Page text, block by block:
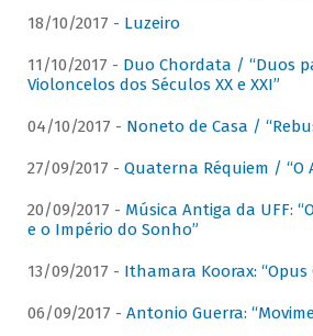
18/10/2017 - Luzeiro
11/10/2017 - Duo Chordata / “Duos
Violoncelos dos Séculos XX e XXI”
04/10/2017 - Noneto de Casa /
27/09/2017 - Quaterna Réquiem / “O
20/09/2017 - Música Antiga da UFF:
e o Império do Sonho”
13/09/2017 - Ithamara Koorax: “Opus
06/09/2017 - Antonio Guerra: